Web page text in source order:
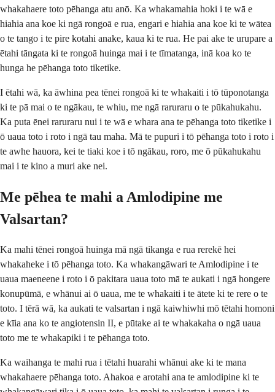
whakahaere toto pēhanga atu anō. Ka whakamahia hoki i te wā e
hiahia ana koe ki ngā rongoā e rua, engari e hiahia ana koe ki te wātea
o te tango i te pire kotahi anake, kaua ki te rua. He pai ake te urupare a
ētahi tāngata ki te rongoā huinga mai i te tīmatanga, inā koa ko te
hunga he pēhanga toto tiketike.
I ētahi wā, ka āwhina pea tēnei rongoā ki te whakaiti i tō tūponotanga
ki te pā mai o te ngākau, te whiu, me ngā raruraru o te pūkahukahu.
Ka puta ēnei raruraru nui i te wā e whara ana te pēhanga toto tiketike i
ō uaua toto i roto i ngā tau maha. Mā te pupuri i tō pēhanga toto i roto i
te awhe hauora, kei te tiaki koe i tō ngākau, roro, me ō pūkahukahu
mai i te kino a muri ake nei.
Me pēhea te mahi a Amlodipine me
Valsartan?
Ka mahi tēnei rongoā huinga mā ngā tikanga e rua rerekē hei
whakaheke i tō pēhanga toto. Ka whakangāwari te Amlodipine i te
uaua maeneene i roto i ō pakitara uaua toto mā te aukati i ngā hongere
konupūmā, e whānui ai ō uaua, me te whakaiti i te ātete ki te rere o te
toto. I tērā wā, ka aukati te valsartan i ngā kaiwhiwhi mō tētahi homoni
e kīia ana ko te angiotensin II, e pūtake ai te whakakaha o ngā uaua
toto me te whakapiki i te pēhanga toto.
Ka waihanga te mahi rua i tētahi huarahi whānui ake ki te mana
whakahaere pēhanga toto. Ahakoa e arotahi ana te amlodipine ki te